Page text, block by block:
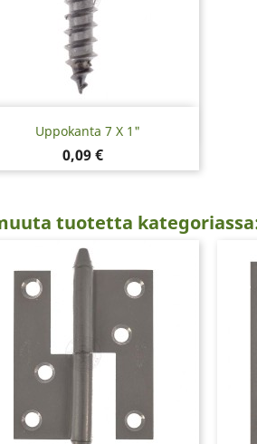
Uppokanta 7 X 1"
Hinta
0,09 €
Pikakatselu
tuotetta